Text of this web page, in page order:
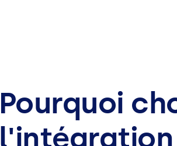
Pourquoi